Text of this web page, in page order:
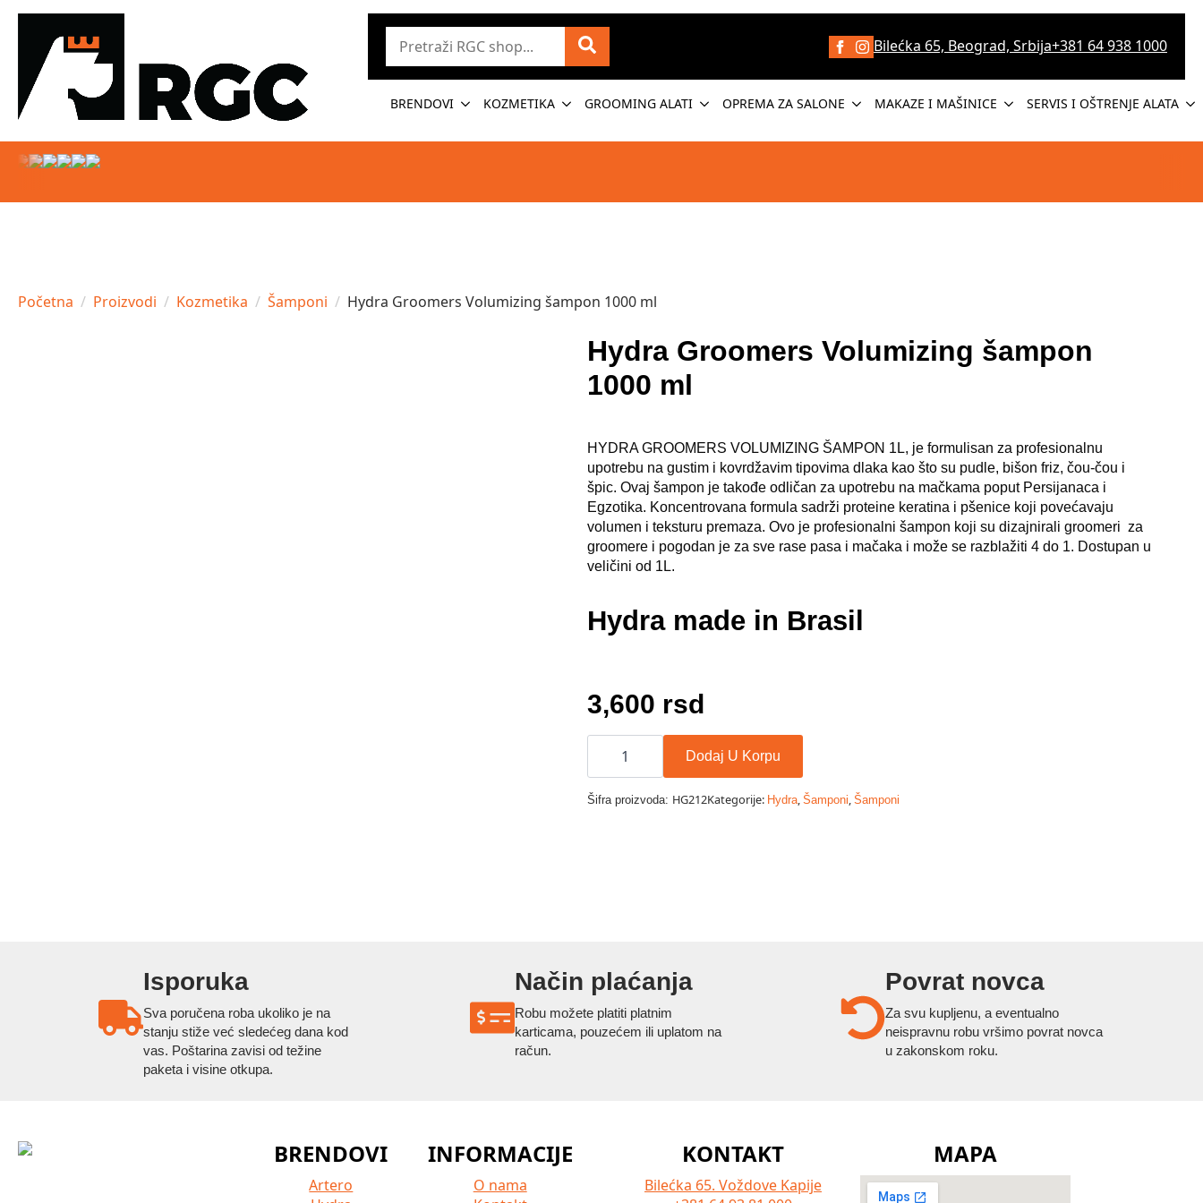
Bilećka 65, Beograd, Srbija+381 64 938 1000
BRENDOVI KOZMETIKA GROOMING ALATI OPREMA ZA SALONE MAKAZE I MAŠINICE SERVIS I OŠTRENJE ALATA
Početna Proizvodi Kozmetika Šamponi Hydra Groomers Volumizing šampon 1000 ml
Hydra Groomers Volumizing šampon
1000 ml
HYDRA GROOMERS VOLUMIZING ŠAMPON 1L, je formulisan za profesionalnu
upotrebu na gustim i kovrdžavim tipovima dlaka kao što su pudle, bišon friz, čou-čou i
špic. Ovaj šampon je takođe odličan za upotrebu na mačkama poput Persijanaca i
Egzotika. Koncentrovana formula sadrži proteine keratina i pšenice koji povećavaju
volumen i teksturu premaza. Ovo je profesionalni šampon koji su dizajnirali groomeri za
groomere i pogodan je za sve rase pasa i mačaka i može se razblažiti 4 do 1. Dostupan u
veličini od 1L.
Hydra made in Brasil
3,600 rsd
Hydra
Groomers
šampon
1000
Dodaj U Korpu
Šifra proizvoda: HG212Kategorije: Hydra Šamponi Šamponi
Isporuka
Sva poručena roba ukoliko je na
stanju stiže već sledećeg dana kod
vas. Poštarina zavisi od težine
paketa i visine otkupa.
Način plaćanja
Robu možete platiti platnim
karticama, pouzećem ili uplatom na
račun.
Povrat novca
Za svu kupljenu, a eventualno
neispravnu robu vršimo povrat novca
u zakonskom roku.
BRENDOVI
Artero
INFORMACIJE
O nama
KONTAKT
Bilećka 65. Voždove Kapije
MAPA